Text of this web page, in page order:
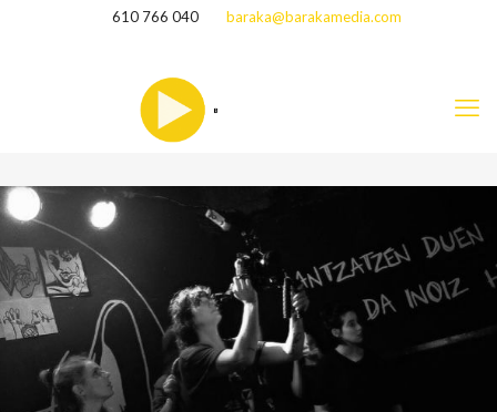
610 766 040 baraka@barakamedia.com